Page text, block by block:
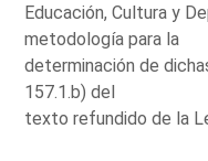
Educación, Cultura y
metodología para la
determinación de
157.1.b) del
texto refundido de la